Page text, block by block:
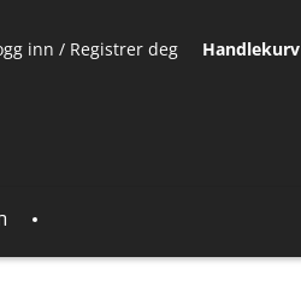
inn / Registrer deg Handlekurv